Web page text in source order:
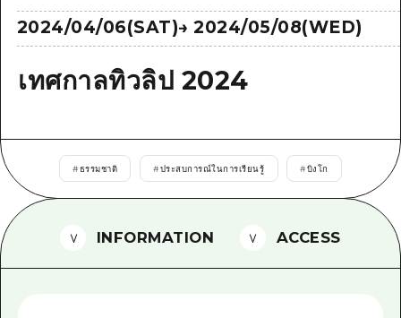
สถานบันเทิงยามค่ำคืน
มรดกโลก
ประสบการณ์ / ในการเรียนรู้
ประวัติศาสตร์ / วัฒนธรรม
ธรรมชาติ
เกโฮค
บริเวณรอบๆ มิยาจิมะ
บริเวณรอบๆ มิยาจิมะ
ยามากุจิตะวันออก
เข้าถึงเข้าถึง
สรุปการจราจรรอง
ความแออัดของสิ่งอำนวยความสะดวก
บริการรับฝากและจัดส่งสัมภาระ
ฮิโรชิมะโอโมะเตะนะชิ
ฮิโรชิม่า ฟรี Wi-Fi
TRAVELPAL International
2024/04/06(SAT)→2024/05/08(WED)
เทศกาลทิวลิป 2024
#ธรรมชาติ #ประสบการณ์ในการเรียนรู้ #บิงโก
INFORMATION ACCESS